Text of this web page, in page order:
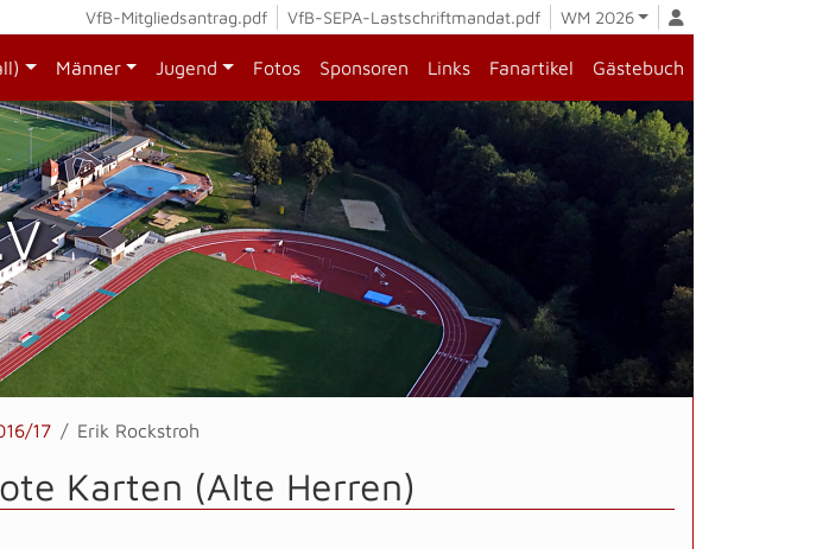
VfB-Mitgliedsantrag.pdf VfB-SEPA-Lastschriftmandat.pdf WM 2026
Männer Jugend Fotos Sponsoren Links Fanartikel Gästebuch
17 Erik Rockstroh
Karten (Alte Herren)